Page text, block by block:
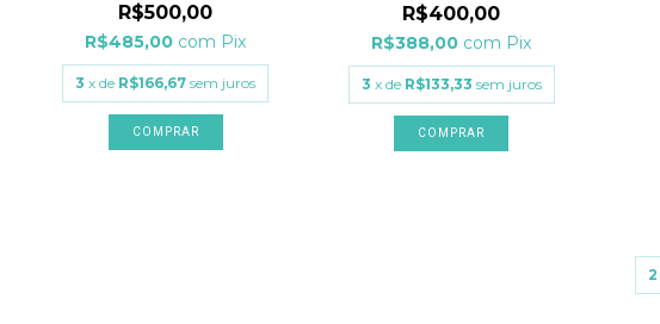
R$500,00
R$485,00 com Pix
3 x de R$166,67 sem juros
R$400,00
R$388,00 com Pix
3 x de R$133,33 sem juros
2